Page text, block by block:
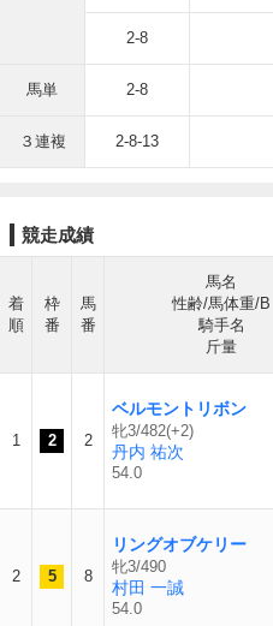
2-8
馬単 2-8
３連複 2-8-13
競走成績
着
順
枠
番
馬
番
馬名
性齢/馬体重/B
騎手名
斤量
1 2 2
ベルモントリボン
牝3/482(+2)
丹内 祐次
54.0
2 5 8
リングオブケリー
牝3/490
村田 一誠
54.0